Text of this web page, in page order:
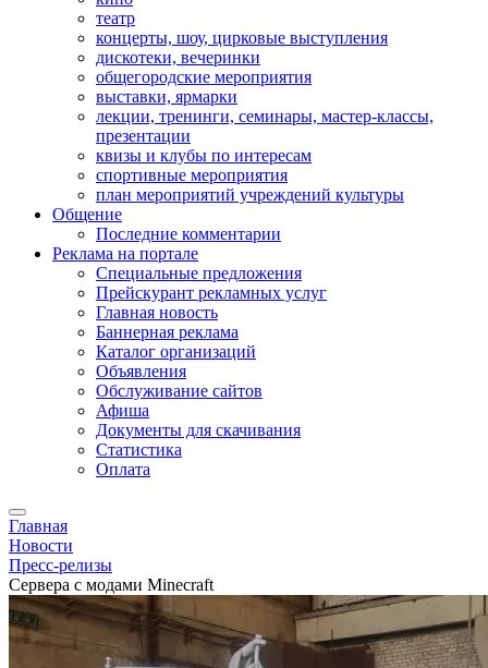
театр
концерты, шоу, цирковые выступления
дискотеки, вечеринки
общегородские мероприятия
выставки, ярмарки
лекции, тренинги, семинары, мастер-классы,
презентации
квизы и клубы по интересам
спортивные мероприятия
план мероприятий учреждений культуры
Общение
Последние комментарии
Реклама на портале
Специальные предложения
Прейскурант рекламных услуг
Главная новость
Баннерная реклама
Каталог организаций
Объявления
Обслуживание сайтов
Афиша
Документы для скачивания
Статистика
Оплата
Главная
Новости
Пресс-релизы
Сервера с модами Minecraft